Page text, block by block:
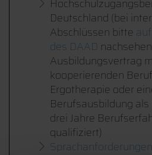
Deutschland (bei
Abschlüssen bitte
des DAAD
Ausbildungsvertrag
kooperierenden
Ergotherapie oder
Berufsausbildung
drei Jahre
qualifiziert)
Sprachanforderungen